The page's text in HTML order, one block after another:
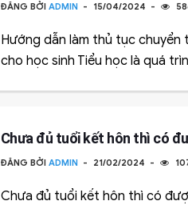
ĐĂNG BỞI ADMIN 15/04/2024
Hướng dẫn làm thủ tục
cho học sinh Tiểu học là quá
Chưa đủ tuổi kết hôn thì có
ĐĂNG BỞI ADMIN 21/02/2024
Chưa đủ tuổi kết hôn thì có